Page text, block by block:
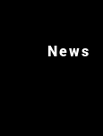
News